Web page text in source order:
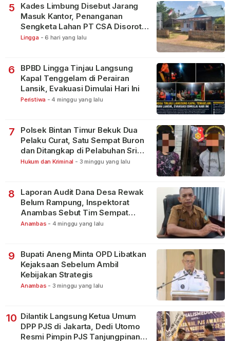
5
Kades Limbung Disebut Jarang
Masuk Kantor, Penanganan
Sengketa Lahan PT CSA Disorot
Warga
Lingga - 6 hari yang lalu
6
BPBD Lingga Tinjau Langsung
Kapal Tenggelam di Perairan
Lansik, Evakuasi Dimulai Hari Ini
Peristiwa - 4 minggu yang lalu
7
Polsek Bintan Timur Bekuk Dua
Pelaku Curat, Satu Sempat Buron
dan Ditangkap di Pelabuhan Sri
Bintan Pura
Hukum dan Kriminal - 3 minggu yang lalu
8
Laporan Audit Dana Desa Rewak
Belum Rampung, Inspektorat
Anambas Sebut Tim Sempat
Terbagi Tangani Kasus Lain
Anambas - 4 minggu yang lalu
9
Bupati Aneng Minta OPD Libatkan
Kejaksaan Sebelum Ambil
Kebijakan Strategis
Anambas - 3 minggu yang lalu
10 Dilantik Langsung Ketua Umum
DPP PJS di Jakarta, Dedi Utomo
Resmi Pimpin PJS Tanjungpinang-